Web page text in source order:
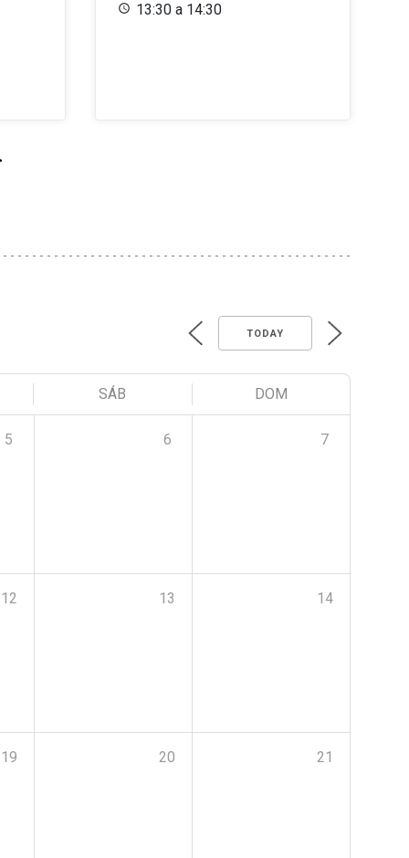
13:30 a 14:30
TODAY
SÁB DOM
5 6 7
12 13 14
19 20 21